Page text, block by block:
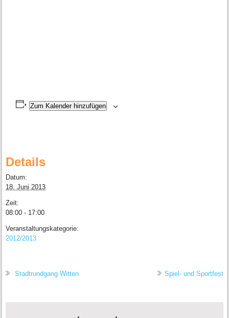
Zum Kalender hinzufügen
Details
Datum:
18. Juni 2013
Zeit:
08:00 - 17:00
Veranstaltungskategorie:
2012/2013
Stadtrundgang Witten Spiel- und Sportfest